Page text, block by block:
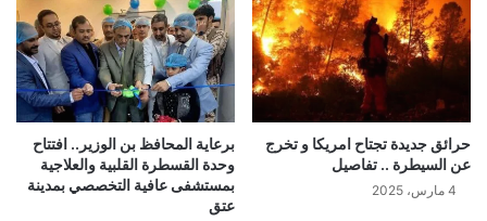
حرائق جديدة تجتاح امريكا و تخرج
عن السيطرة .. تفاصيل
4 مارس، 2025
برعاية المحافظ بن الوزير.. افتتاح
وحدة القسطرة القلبية والعلاجية
بمستشفى عافية التخصصي بمدينة
عتق